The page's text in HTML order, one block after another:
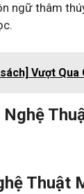
ngữ thâm
Vượt Qua
Nghệ
Thuật